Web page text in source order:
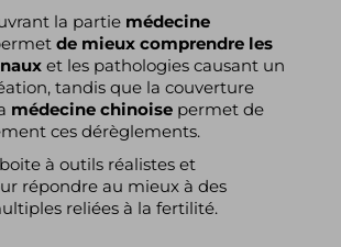
la partie médecine
de mieux comprendre les
et les pathologies causant un
tandis que la couverture
médecine chinoisepermet de
ces dérèglements.
à outils réalistes et
répondre au mieux à des
reliées à la fertilité.